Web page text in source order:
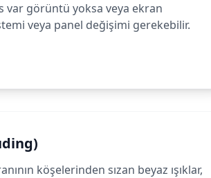
var görüntü yoksa veya ekran
veya panel değişimi gerekebilir.
köşelerinden sızan beyaz ışıklar,